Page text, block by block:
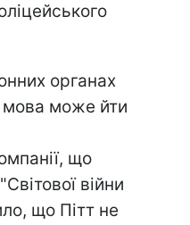
органах
може йти
що
війни
що Пітт не